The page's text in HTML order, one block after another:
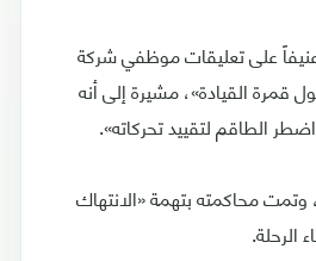
على تعليقات موظفي شركة
قمرة القيادة»، مشيرة إلى أنه
الطاقم لتقييد تحركاته».
محاكمته بتهمة «الانتهاك
الرحلة.